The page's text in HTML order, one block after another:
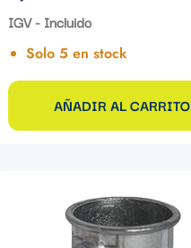
de
regular
IGV - Incluido
Solo 5 en stock
AÑADIR AL CARRITO